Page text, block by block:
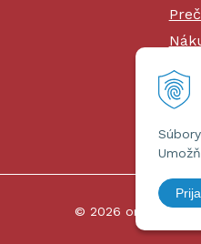
© 2026